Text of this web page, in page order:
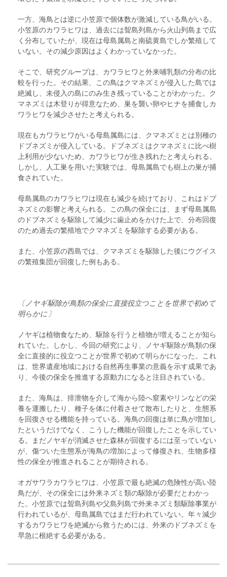
一方、海鳥とは逆に小笠原で個体数が激減している鳥がいる。
小笠原のカワラヒワは、過去には聟島列島から火山列島まで広
く分布していたが、現在は母島属島と南硫黄島でしか繁殖して
いない。その減少原因はよくわかっていなかった。
そこで、研究グループは、カワラヒワと外来哺乳類の分布の比
較を行った。その結果、この鳥はクマネズミが侵入した島では
絶滅し、未侵入の島にのみ生き残っていることがわかった。ク
マネズミは木登りが得意なため、巣を襲い卵やヒナを捕食しカ
ワラヒワを減少させたと考えられる。
現在もカワラヒワがいる母島属島には、クマネズミとは別種の
ドブネズミが侵入している。ドブネズミはクマネズミに比べ樹
上利用が少ないため、カワラヒワが生き残れたと考えられる。
しかし、人工巣を用いた実験では、母島属島でも樹上の巣が捕
食されていた。
母島属島のカワラヒワは現在も減少を続けており、これはドブ
ネズミの影響と考えられる。この鳥の保全には、まず母島属島
のドブネズミを駆除して減少に歯止めをかけた上で、分布回復
のため過去の繁殖地でクマネズミを駆除する必要がある。
また、小笠原の西島では、クマネズミを駆除した後にウグイス
の繁殖集団が回復した例もある。
〔ノヤギ駆除が鳥類の保全に直接役立つことを世界で初めて
明らかに〕
ノヤギは植物食なため、駆除を行うと植物が増えることが知ら
れていた。しかし、今回の研究により、ノヤギ駆除が鳥類の保
全に直接的に役立つことが世界で初めて明らかになった。これ
は、世界遺産地域における自然再生事業の意義を示す成果であ
り、今後の保全を推進する原動力になると注目されている。
また、海鳥は、排泄物を介して海から陸へ窒素やリンなどの栄
養を運搬したり、種子を体に付着させて散布したりと、生態系
を回復させる機能を持っている。海鳥の回復は単に鳥が増加し
たというだけでなく、こうした機能が回復したことを示してい
る。まだノヤギが消滅させた森林が回復するには至っていない
が、傷ついた生態系が海鳥の増加によって修復され、生物多様
性の保全が推進されることが期待される。
オガサワラカワラヒワは、小笠原で最も絶滅の危険性が高い陸
鳥だが、その保全には外来ネズミ類の駆除が必要だとわかっ
た。小笠原では聟島列島や父島列島で外来ネズミ類駆除事業が
行われているが、母島属島ではまだ行われていない。年々減少
するカワラヒワを絶滅から救うためには、外来のドブネズミを
早急に根絶する必要がある。